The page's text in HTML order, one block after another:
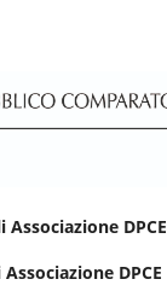
DPCE
DPCE